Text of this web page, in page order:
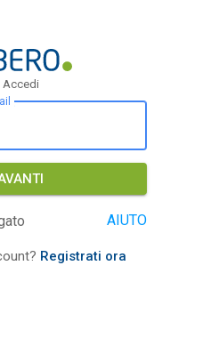
Accedi
AIUTO
Registrati ora